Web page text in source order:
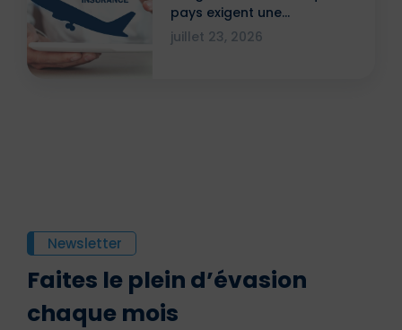
pays exigent une
attestation ?
juillet 23, 2026
Newsletter
Faites le plein d’évasion
chaque mois